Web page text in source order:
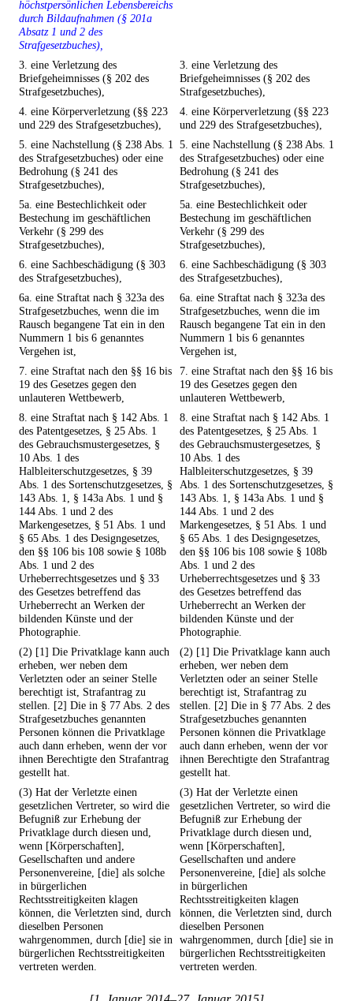
höchstpersönlichen Lebensbereichs
durch Bildaufnahmen (§ 201a
Absatz 1 und 2 des
Strafgesetzbuches),
3. eine Verletzung des
Briefgeheimnisses (§ 202 des
Strafgesetzbuches),
3. eine Verletzung des
Briefgeheimnisses (§ 202 des
Strafgesetzbuches),
4. eine Körperverletzung (§§ 223
und 229 des Strafgesetzbuches),
4. eine Körperverletzung (§§ 223
und 229 des Strafgesetzbuches),
5. eine Nachstellung (§ 238 Abs. 1
des Strafgesetzbuches) oder eine
Bedrohung (§ 241 des
Strafgesetzbuches),
5. eine Nachstellung (§ 238 Abs. 1
des Strafgesetzbuches) oder eine
Bedrohung (§ 241 des
Strafgesetzbuches),
5a. eine Bestechlichkeit oder
Bestechung im geschäftlichen
Verkehr (§ 299 des
Strafgesetzbuches),
5a. eine Bestechlichkeit oder
Bestechung im geschäftlichen
Verkehr (§ 299 des
Strafgesetzbuches),
6. eine Sachbeschädigung (§ 303
des Strafgesetzbuches),
6. eine Sachbeschädigung (§ 303
des Strafgesetzbuches),
6a. eine Straftat nach § 323a des
Strafgesetzbuches, wenn die im
Rausch begangene Tat ein in den
Nummern 1 bis 6 genanntes
Vergehen ist,
6a. eine Straftat nach § 323a des
Strafgesetzbuches, wenn die im
Rausch begangene Tat ein in den
Nummern 1 bis 6 genanntes
Vergehen ist,
7. eine Straftat nach den §§ 16 bis
19 des Gesetzes gegen den
unlauteren Wettbewerb,
7. eine Straftat nach den §§ 16 bis
19 des Gesetzes gegen den
unlauteren Wettbewerb,
8. eine Straftat nach § 142 Abs. 1
des Patentgesetzes, § 25 Abs. 1
des Gebrauchsmustergesetzes, §
10 Abs. 1 des
Halbleiterschutzgesetzes, § 39
Abs. 1 des Sortenschutzgesetzes, §
143 Abs. 1, § 143a Abs. 1 und §
144 Abs. 1 und 2 des
Markengesetzes, § 51 Abs. 1 und
§ 65 Abs. 1 des Designgesetzes,
den §§ 106 bis 108 sowie § 108b
Abs. 1 und 2 des
Urheberrechtsgesetzes und § 33
des Gesetzes betreffend das
Urheberrecht an Werken der
bildenden Künste und der
Photographie.
8. eine Straftat nach § 142 Abs. 1
des Patentgesetzes, § 25 Abs. 1
des Gebrauchsmustergesetzes, §
10 Abs. 1 des
Halbleiterschutzgesetzes, § 39
Abs. 1 des Sortenschutzgesetzes, §
143 Abs. 1, § 143a Abs. 1 und §
144 Abs. 1 und 2 des
Markengesetzes, § 51 Abs. 1 und
§ 65 Abs. 1 des Designgesetzes,
den §§ 106 bis 108 sowie § 108b
Abs. 1 und 2 des
Urheberrechtsgesetzes und § 33
des Gesetzes betreffend das
Urheberrecht an Werken der
bildenden Künste und der
Photographie.
(2) [1] Die Privatklage kann auch
erheben, wer neben dem
Verletzten oder an seiner Stelle
berechtigt ist, Strafantrag zu
stellen. [2] Die in § 77 Abs. 2 des
Strafgesetzbuches genannten
Personen können die Privatklage
auch dann erheben, wenn der vor
ihnen Berechtigte den Strafantrag
gestellt hat.
(2) [1] Die Privatklage kann auch
erheben, wer neben dem
Verletzten oder an seiner Stelle
berechtigt ist, Strafantrag zu
stellen. [2] Die in § 77 Abs. 2 des
Strafgesetzbuches genannten
Personen können die Privatklage
auch dann erheben, wenn der vor
ihnen Berechtigte den Strafantrag
gestellt hat.
(3) Hat der Verletzte einen
gesetzlichen Vertreter, so wird die
Befugniß zur Erhebung der
Privatklage durch diesen und,
wenn [Körperschaften],
Gesellschaften und andere
Personenvereine, [die] als solche
in bürgerlichen
Rechtsstreitigkeiten klagen
können, die Verletzten sind, durch
dieselben Personen
wahrgenommen, durch [die] sie in
bürgerlichen Rechtsstreitigkeiten
vertreten werden.
(3) Hat der Verletzte einen
gesetzlichen Vertreter, so wird die
Befugniß zur Erhebung der
Privatklage durch diesen und,
wenn [Körperschaften],
Gesellschaften und andere
Personenvereine, [die] als solche
in bürgerlichen
Rechtsstreitigkeiten klagen
können, die Verletzten sind, durch
dieselben Personen
wahrgenommen, durch [die] sie in
bürgerlichen Rechtsstreitigkeiten
vertreten werden.